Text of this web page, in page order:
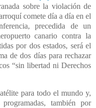
sobre la violación de
comete día a día en el
precedida de un
canario contra la
por dos estados, será el
de dos días para rechazar
“sin libertad ni Derechos
para todo el mundo y,
también por